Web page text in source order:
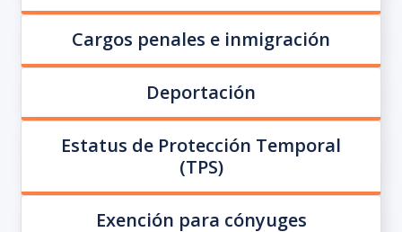
Cargos penales e inmigración
Deportación
Estatus de Protección Temporal
(TPS)
Exención para cónyuges